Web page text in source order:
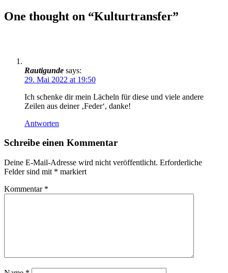
One thought on “Kulturtransfer”
Rautigunde says:
29. Mai 2022 at 19:50
Ich schenke dir mein Lächeln für diese und viele andere
Zeilen aus deiner ‚Feder‘, danke!
Antworten
Schreibe einen Kommentar
Deine E-Mail-Adresse wird nicht veröffentlicht. Erforderliche
Felder sind mit * markiert
Kommentar *